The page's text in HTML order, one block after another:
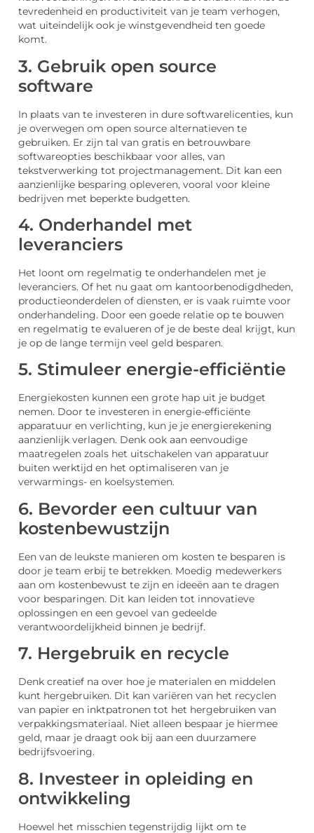
tevredenheid en productiviteit van je team verhogen,
wat uiteindelijk ook je winstgevendheid ten goede
komt.
3. Gebruik open source
software
In plaats van te investeren in dure softwarelicenties, kun
je overwegen om open source alternatieven te
gebruiken. Er zijn tal van gratis en betrouwbare
softwareopties beschikbaar voor alles, van
tekstverwerking tot projectmanagement. Dit kan een
aanzienlijke besparing opleveren, vooral voor kleine
bedrijven met beperkte budgetten.
4. Onderhandel met
leveranciers
Het loont om regelmatig te onderhandelen met je
leveranciers. Of het nu gaat om kantoorbenodigdheden,
productieonderdelen of diensten, er is vaak ruimte voor
onderhandeling. Door een goede relatie op te bouwen
en regelmatig te evalueren of je de beste deal krijgt, kun
je op de lange termijn veel geld besparen.
5. Stimuleer energie-efficiëntie
Energiekosten kunnen een grote hap uit je budget
nemen. Door te investeren in energie-efficiënte
apparatuur en verlichting, kun je je energierekening
aanzienlijk verlagen. Denk ook aan eenvoudige
maatregelen zoals het uitschakelen van apparatuur
buiten werktijd en het optimaliseren van je
verwarmings- en koelsystemen.
6. Bevorder een cultuur van
kostenbewustzijn
Een van de leukste manieren om kosten te besparen is
door je team erbij te betrekken. Moedig medewerkers
aan om kostenbewust te zijn en ideeën aan te dragen
voor besparingen. Dit kan leiden tot innovatieve
oplossingen en een gevoel van gedeelde
verantwoordelijkheid binnen je bedrijf.
7. Hergebruik en recycle
Denk creatief na over hoe je materialen en middelen
kunt hergebruiken. Dit kan variëren van het recyclen
van papier en inktpatronen tot het hergebruiken van
verpakkingsmateriaal. Niet alleen bespaar je hiermee
geld, maar je draagt ook bij aan een duurzamere
bedrijfsvoering.
8. Investeer in opleiding en
ontwikkeling
Hoewel het misschien tegenstrijdig lijkt om te